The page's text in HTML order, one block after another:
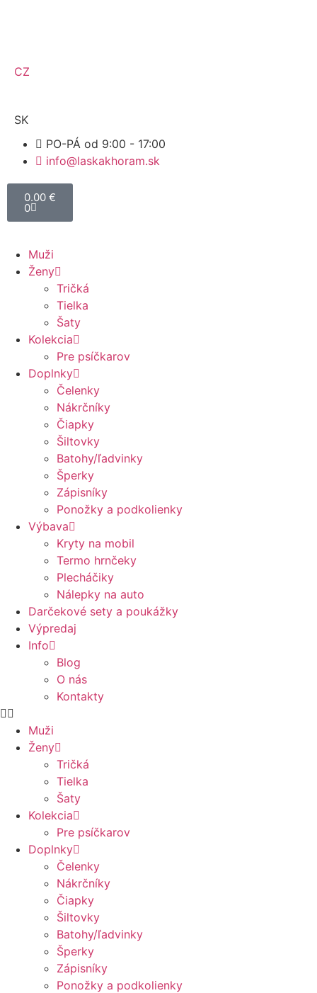
CZ
SK
PO-PÁ od 9:00 - 17:00
info@laskakhoram.sk
0.00 €
0
Muži
Ženy
Tričká
Tielka
Šaty
Kolekcia
Pre psíčkarov
Doplnky
Čelenky
Nákrčníky
Čiapky
Šiltovky
Batohy/ľadvinky
Šperky
Zápisníky
Ponožky a podkolienky
Výbava
Kryty na mobil
Termo hrnčeky
Plecháčiky
Nálepky na auto
Darčekové sety a poukážky
Výpredaj
Info
Blog
O nás
Kontakty
Muži
Ženy
Tričká
Tielka
Šaty
Kolekcia
Pre psíčkarov
Doplnky
Čelenky
Nákrčníky
Čiapky
Šiltovky
Batohy/ľadvinky
Šperky
Zápisníky
Ponožky a podkolienky